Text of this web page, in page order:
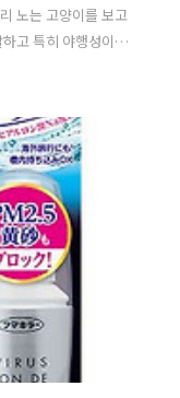
노는 고양이를 보고
고 특히 야행성이라
게다가 털도 엄청
이 화제입니다.
인테리어 디자이너
이터 같은 캣타워
이나 서랍장 느낌
니다..